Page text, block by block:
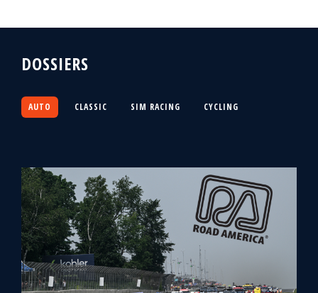
DOSSIERS
AUTO CLASSIC SIM RACING CYCLING